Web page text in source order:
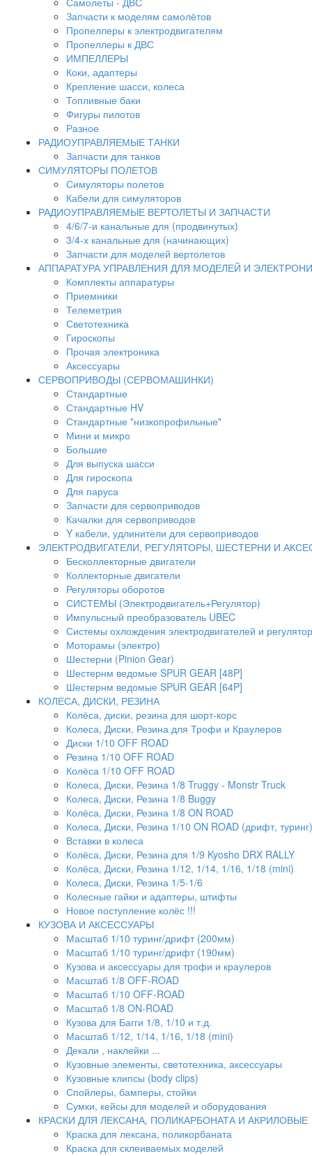
Запчасти к моделям самолётов
Пропеллеры к электродвигателям
Пропеллеры к ДВС
ИМПЕЛЛЕРЫ
Коки, адаптеры
Крепление шасси, колеса
Топливные баки
Фигуры пилотов
Разное
РАДИОУПРАВЛЯЕМЫЕ ТАНКИ
Запчасти для танков
СИМУЛЯТОРЫ ПОЛЕТОВ
Симуляторы полетов
Кабели для симуляторов
РАДИОУПРАВЛЯЕМЫЕ ВЕРТОЛЕТЫ И ЗАПЧАСТИ
4/6/7-и канальные для (продвинутых)
3/4-х канальные для (начинающих)
Запчасти для моделей вертолетов
АППАРАТУРА УПРАВЛЕНИЯ ДЛЯ МОДЕЛЕЙ И
Комплекты аппаратуры
Приемники
Телеметрия
Светотехника
Гироскопы
Прочая электроника
Аксессуары
СЕРВОПРИВОДЫ (СЕРВОМАШИНКИ)
Стандартные
Стандартные HV
Стандартные "низкопрофильные"
Мини и микро
Большие
Для выпуска шасси
Для гироскопа
Для паруса
Запчасти для сервоприводов
Качалки для сервоприводов
Y кабели, удлинители для сервоприводов
ЭЛЕКТРОДВИГАТЕЛИ, РЕГУЛЯТОРЫ, ШЕСТЕРНИ И
Бесколлекторные двигатели
Коллекторные двигатели
Регуляторы оборотов
СИСТЕМЫ (Электродвигатель+Регулятор)
Импульсный преобразователь UBEC
Системы охлождения электродвигателей и
Моторамы (электро)
Шестерни (Pinion Gear)
Шестернм ведомые SPUR GEAR [48P]
Шестернм ведомые SPUR GEAR [64P]
КОЛЕСА, ДИСКИ, РЕЗИНА
Колёса, диски, резина для шорт-корс
Колеса, Диски, Резина для Трофи и Краулеров
Диски 1/10 OFF ROAD
Резина 1/10 OFF ROAD
Колёса 1/10 OFF ROAD
Колеса, Диски, Резина 1/8 Truggy - Monstr Truck
Колеса, Диски, Резина 1/8 Buggy
Колёса, Диски, Резина 1/8 ON ROAD
Колеса, Диски, Резина 1/10 ON ROAD (дрифт, туринг)
Вставки в колеса
Колёса, Диски, Резина для 1/9 Kyosho DRX RALLY
Колёса, Диски, Резина 1/12, 1/14, 1/16, 1/18 (mini)
Колеса, Диски, Резина 1/5-1/6
Колесные гайки и адаптеры, штифты
Новое поступление колёс !!!
КУЗОВА И АКСЕССУАРЫ
Масштаб 1/10 туринг/дрифт (200мм)
Масштаб 1/10 туринг/дрифт (190мм)
Кузова и аксессуары для трофи и краулеров
Масштаб 1/8 OFF-ROAD
Масштаб 1/10 OFF-ROAD
Масштаб 1/8 ON-ROAD
Кузова для Багги 1/8, 1/10 и т.д.
Масштаб 1/12, 1/14, 1/16, 1/18 (mini)
Декали , наклейки ...
Кузовные элементы, светотехника, аксессуары
Кузовные клипсы (body clips)
Спойлеры, бамперы, стойки
Сумки, кейсы для моделей и оборудования
КРАСКИ ДЛЯ ЛЕКСАНА, ПОЛИКАРБОНАТА И АКРИЛОВЫЕ
Краска для лексана, поликорбаната
Краска для склеиваемых моделей